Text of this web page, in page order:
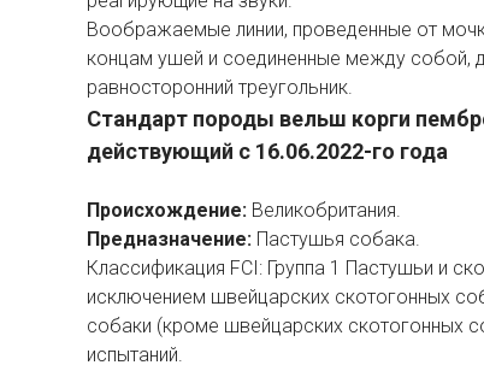
Воображаемые линии, проведенные от
концам ушей и соединенные между собой,
равносторонний треугольник.
Стандарт породы вельш корги
действующий с 16.06.2022-го года
Происхождение: Великобритания.
Предназначение: Пастушья собака.
Классификация FCI: Группа 1 Пастушьи и
исключением швейцарских скотогонных
собаки (кроме швейцарских скотогонных
испытаний.